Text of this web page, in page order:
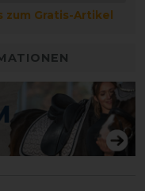
zum Gratis-Artikel